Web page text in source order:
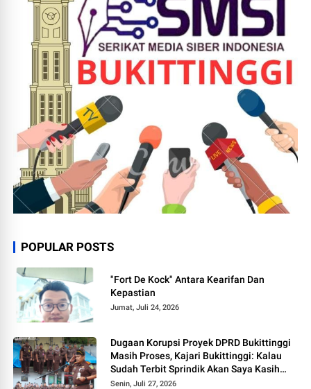
POPULAR POSTS
"Fort De Kock" Antara Kearifan Dan
Kepastian
Jumat, Juli 24, 2026
Dugaan Korupsi Proyek DPRD Bukittinggi
Masih Proses, Kajari Bukittinggi: Kalau
Sudah Terbit Sprindik Akan Saya Kasih
Kabar
Senin, Juli 27, 2026